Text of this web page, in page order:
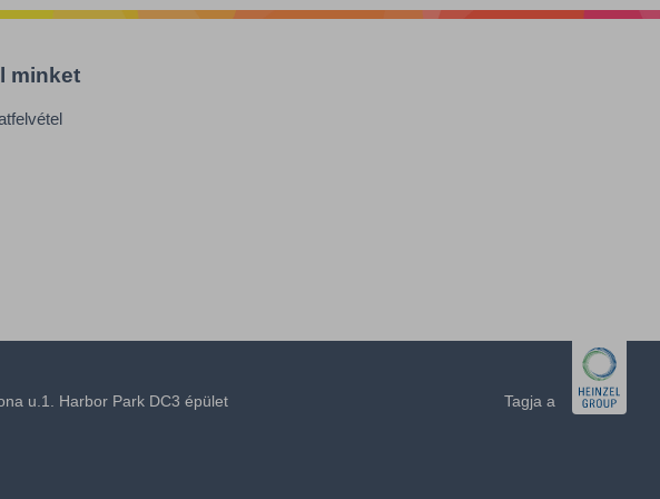
minket
u.1. Harbor Park DC3 épület Tagja a